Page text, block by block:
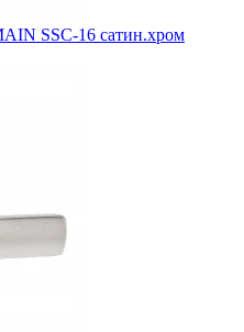
SSC-16 сатин.хром